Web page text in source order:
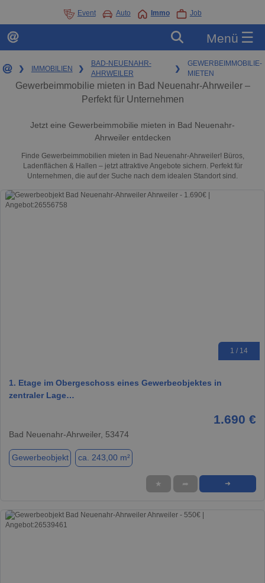
Event Auto Immo Job
Menü ☰
❯ IMMOBILIEN ❯
BAD-NEUENAHR-
AHRWEILER
❯
GEWERBEIMMOBILIE-
MIETEN
Gewerbeimmobilie mieten in Bad Neuenahr-Ahrweiler –
Perfekt für Unternehmen
Jetzt eine Gewerbeimmobilie mieten in Bad Neuenahr-
Ahrweiler entdecken
Finde Gewerbeimmobilien mieten in Bad Neuenahr-Ahrweiler! Büros,
Ladenflächen & Hallen – jetzt attraktive Angebote sichern. Perfekt für
Unternehmen, die auf der Suche nach dem idealen Standort sind.
1 / 14
1. Etage im Obergeschoss eines Gewerbeobjektes in
zentraler Lage…
1.690 €
Bad Neuenahr-Ahrweiler, 53474
Gewerbeobjekt ca. 243,00 m²
★ ➦ ➜